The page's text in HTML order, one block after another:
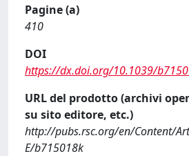
Pagine (a)
410
DOI
https://dx.doi.org/10.1039/
URL del prodotto (archivi
su sito editore, etc.)
http://pubs.rsc.org/en/Content/
E/b715018k